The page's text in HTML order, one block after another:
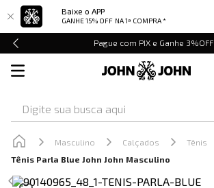
Baixe o APP
GANHE 15% OFF NA 1ª COMPRA *
Pague com PIX e Ganhe 3%OFF
Masculino Calçados
Tênis
Tênis Parla Blue John John Masculino